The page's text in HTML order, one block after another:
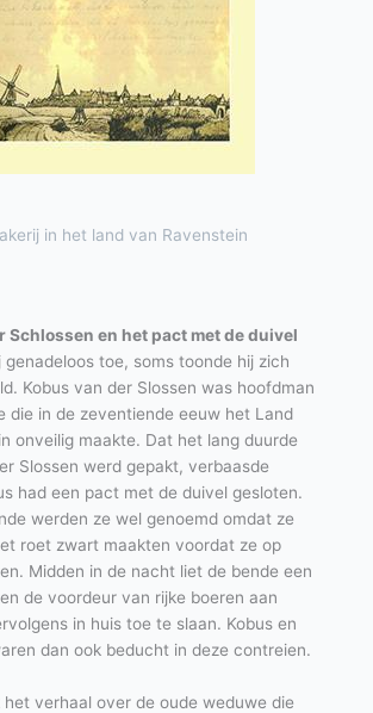
in het land van Ravenstein
Schlossen en het pact met de duivel
genadeloos toe, soms toonde hij zich
Kobus van der Slossen was hoofdman
die in de zeventiende eeuw het Land
onveilig maakte. Dat het lang duurde
Slossen werd gepakt, verbaasde
had een pact met de duivel gesloten.
werden ze wel genoemd omdat ze
roet zwart maakten voordat ze op
Midden in de nacht liet de bende een
de voordeur van rijke boeren aan
in huis toe te slaan. Kobus en
dan ook beducht in deze contreien.
het verhaal over de oude weduwe die